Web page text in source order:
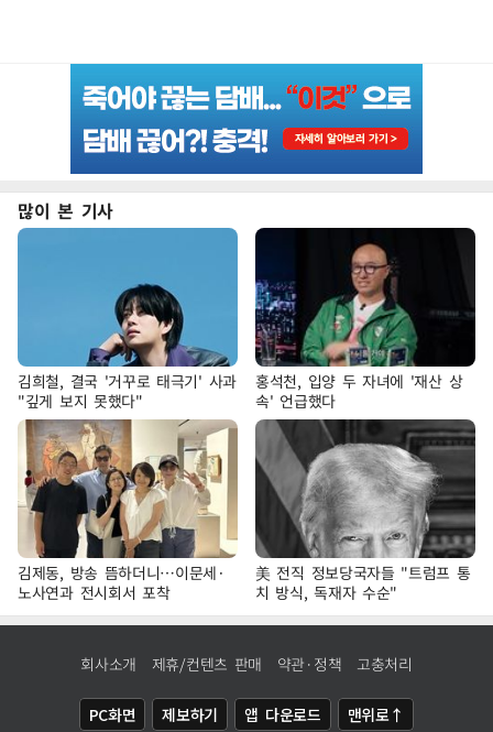
많이 본 기사
김희철, 결국 '거꾸로 태극기' 사과
"깊게 보지 못했다"
홍석천, 입양 두 자녀에 '재산 상
속' 언급했다
김제동, 방송 뜸하더니…이문세·
노사연과 전시회서 포착
美 전직 정보당국자들 "트럼프 통
치 방식, 독재자 수순"
회사소개 제휴/컨텐츠 판매 약관·정책 고충처리
PC화면 제보하기 앱 다운로드 맨위로↑